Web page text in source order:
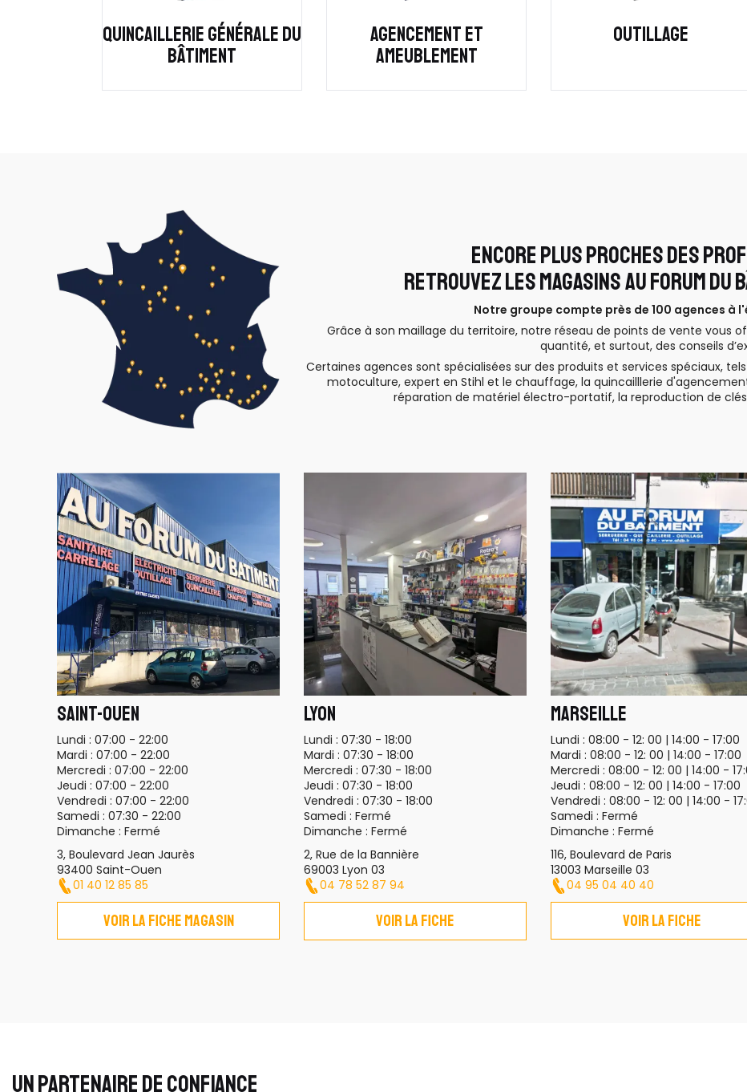
QUINCAILLERIE GÉNÉRALE DU
BÂTIMENT
AGENCEMENT ET
AMEUBLEMENT
OUTILLAGE
ENCORE PLUS PROCHES DES
RETROUVEZ LES MAGASINS AU FORUM DU
Notre groupe compte près de 100 agences à
Grâce à son maillage du territoire, notre réseau de points de vente vous
quantité, et surtout, des conseils
Certaines agences sont spécialisées sur des produits et services spéciaux,
motoculture, expert en Stihl et le chauffage, la quincailllerie
réparation de matériel électro-portatif, la reproduction de
SAINT-OUEN
Lundi : 07:00 - 22:00
Mardi : 07:00 - 22:00
Mercredi : 07:00 - 22:00
Jeudi : 07:00 - 22:00
Vendredi : 07:00 - 22:00
Samedi : 07:30 - 22:00
Dimanche : Fermé
3, Boulevard Jean Jaurès
93400 Saint-Ouen
01 40 12 85 85
Voir la fiche magasin
LYON
Lundi : 07:30 - 18:00
Mardi : 07:30 - 18:00
Mercredi : 07:30 - 18:00
Jeudi : 07:30 - 18:00
Vendredi : 07:30 - 18:00
Samedi : Fermé
Dimanche : Fermé
2, Rue de la Bannière
69003 Lyon 03
04 78 52 87 94
Voir la fiche
MARSEILLE
Lundi : 08:00 - 12: 00 | 14:00 - 17:00
Mardi : 08:00 - 12: 00 | 14:00 - 17:00
Mercredi : 08:00 - 12: 00 | 14:00 -
Jeudi : 08:00 - 12: 00 | 14:00 - 17:00
Vendredi : 08:00 - 12: 00 | 14:00 -
Samedi : Fermé
Dimanche : Fermé
116, Boulevard de Paris
13003 Marseille 03
04 95 04 40 40
Voir la fiche
UN PARTENAIRE DE CONFIANCE